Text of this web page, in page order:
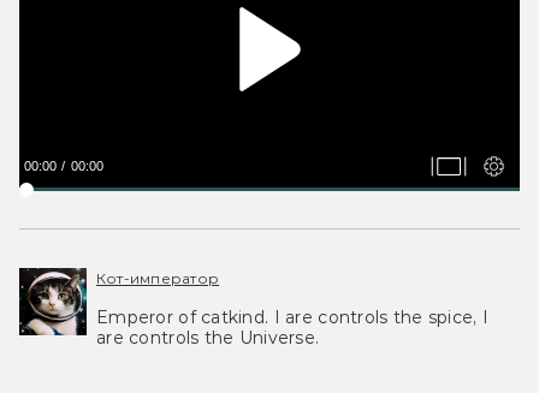
00:00 00:00
Кот-император
Emperor of catkind. I are controls the spice, I
are controls the Universe.